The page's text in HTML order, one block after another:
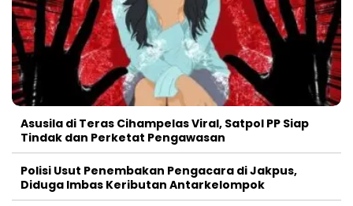
Asusila di Teras Cihampelas Viral, Satpol PP Siap
Tindak dan Perketat Pengawasan
Polisi Usut Penembakan Pengacara di Jakpus,
Diduga Imbas Keributan Antarkelompok